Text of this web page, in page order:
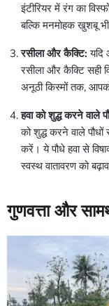
इंटीरियर में रंग का
बल्कि मनमोहक खुशबू
रसीला और कैक्टि: यदि
रसीला और कैक्टि सही
अनूठी किस्मों तक,
हवा को शुद्ध करने वाले
को शुद्ध करने वाले पौधों
करें। ये पौधे हवा से
स्वस्थ वातावरण को
गुणवत्ता और